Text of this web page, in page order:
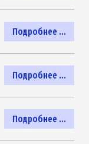
Подробнее ...
Подробнее ...
Подробнее ...